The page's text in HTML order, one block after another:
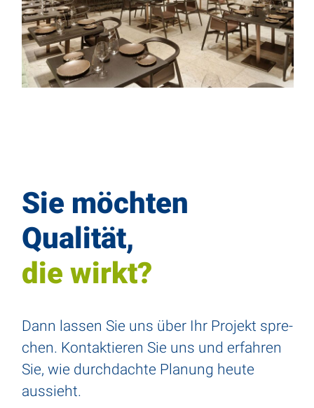
Sie möchten
Qualität,
die wirkt?
Dann lassen Sie uns über Ihr Projekt spre­
chen. Kontak­tieren Sie uns und erfahren
Sie, wie durch­dachte Planung heute
aussieht.